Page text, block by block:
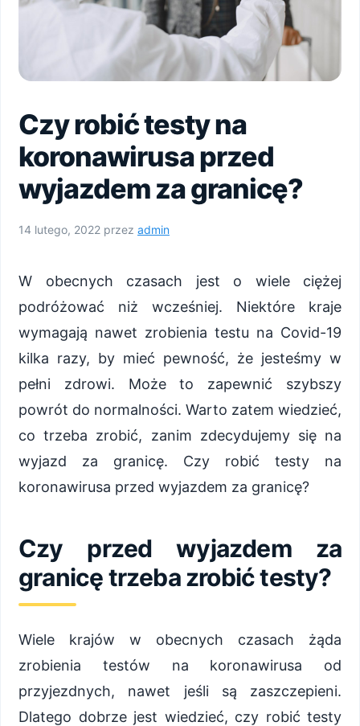
Czy robić testy na
koronawirusa przed
wyjazdem za granicę?
14 lutego, 2022 przez admin
W obecnych czasach jest o wiele ciężej
podróżować niż wcześniej. Niektóre kraje
wymagają nawet zrobienia testu na Covid-19
kilka razy, by mieć pewność, że jesteśmy w
pełni zdrowi. Może to zapewnić szybszy
powrót do normalności. Warto zatem wiedzieć,
co trzeba zrobić, zanim zdecydujemy się na
wyjazd za granicę. Czy robić testy na
koronawirusa przed wyjazdem za granicę?
Czy przed wyjazdem za
granicę trzeba zrobić testy?
Wiele krajów w obecnych czasach żąda
zrobienia testów na koronawirusa od
przyjezdnych, nawet jeśli są zaszczepieni.
Dlatego dobrze jest wiedzieć, czy robić testy